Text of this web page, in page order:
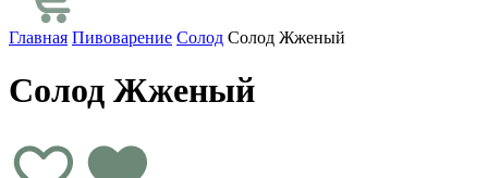
Главная Пивоварение Солод Солод Жженый
Солод Жженый